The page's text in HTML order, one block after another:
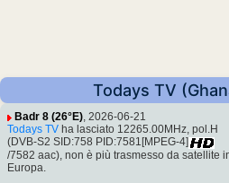
Todays TV
Badr 8 (26°E), 2026-06-21
Todays TV ha lasciato 12265.00MHz, pol.H
(DVB-S2 SID:758 PID:7581[MPEG-4]
/7582 aac), non è più trasmesso da satellite
Europa.